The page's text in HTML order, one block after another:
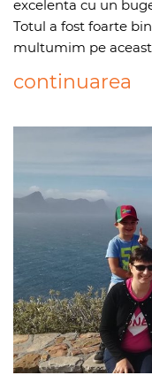
excelenta cu un
Totul a fost foarte
multumim pe
continuarea